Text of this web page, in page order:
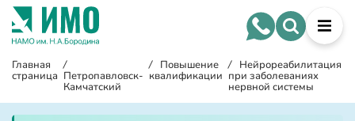
Главная
страница
/
Петропавловск-
Камчатский
/ Повышение
квалификации
/ Нейрореабилитация
при заболеваниях
нервной системы